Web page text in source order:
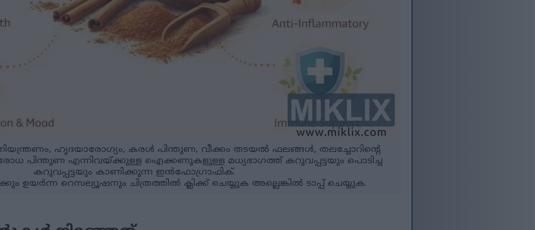
ഹൃദയാരോഗ്യം, കരൾ പിന്തുണ, വീക്കം തടയൽ ഫലങ്ങൾ, തലച്ചോറിന്റെ
പിന്തുണ എന്നിവയ്ക്കുള്ള ഐക്കണുകളുള്ള മധ്യഭാഗത്ത് കറുവപ്പട്ടയും പൊടിച്ച
കറുവപ്പട്ടയും കാണിക്കുന്ന ഇൻഫോഗ്രാഫിക്.
ഉയർന്ന റെസല്യൂഷനും ചിത്രത്തിൽ ക്ലിക്ക് ചെയ്യുക അല്ലെങ്കിൽ ടാപ്പ് ചെയ്യുക.